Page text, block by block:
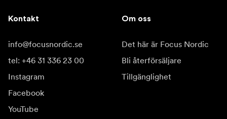
Kontakt
info@focusnordic.se
tel: +46 31 336 23 00
Instagram
Facebook
YouTube
Om oss
Det här är Focus Nordic
Bli återförsäljare
Tillgänglighet